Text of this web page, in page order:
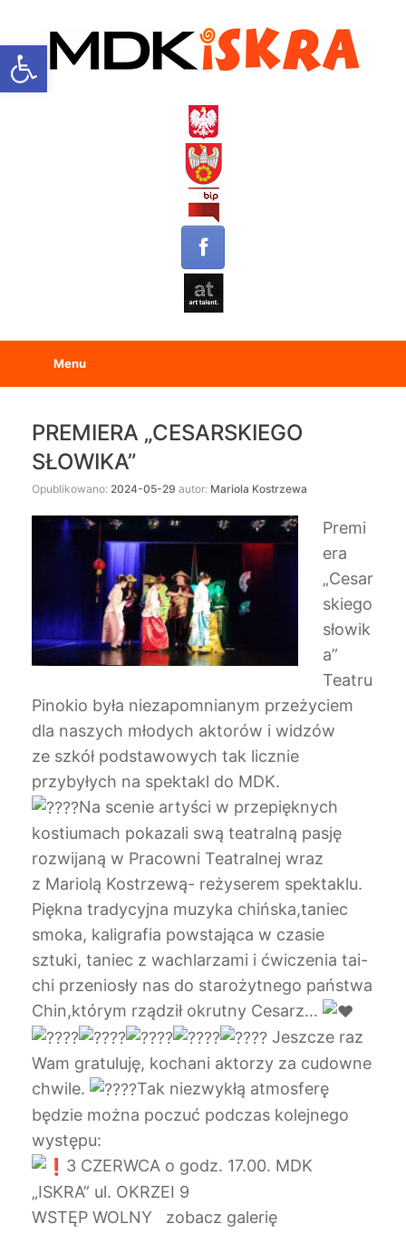
Open toolbar
Menu
PREMIERA „CESARSKIEGO
SŁOWIKA”
Opublikowano: 2024-05-29 autor: Mariola Kostrzewa
Premi
era
„Cesar
skiego
słowik
a”
Teatru
Pinokio była niezapomnianym przeżyciem
dla naszych młodych aktorów i widzów
ze szkół podstawowych tak licznie
przybyłych na spektakl do MDK.
Na scenie artyści w przepięknych
kostiumach pokazali swą teatralną pasję
rozwijaną w Pracowni Teatralnej wraz
z Mariolą Kostrzewą- reżyserem spektaklu.
Piękna tradycyjna muzyka chińska,taniec
smoka, kaligrafia powstająca w czasie
sztuki, taniec z wachlarzami i ćwiczenia tai-
chi przeniosły nas do starożytnego państwa
Chin,którym rządził okrutny Cesarz…
Jeszcze raz
Wam gratuluję, kochani aktorzy za cudowne
chwile.
Tak niezwykłą atmosferę
będzie można poczuć podczas kolejnego
występu:
3 CZERWCA o godz. 17.00. MDK
„ISKRA” ul. OKRZEI 9
WSTĘP WOLNY zobacz galerię